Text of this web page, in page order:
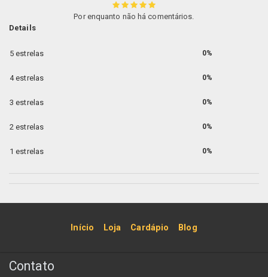
Por enquanto não há comentários.
Details
5 estrelas 0%
4 estrelas 0%
3 estrelas 0%
2 estrelas 0%
1 estrelas 0%
Início Loja Cardápio Blog
Contato